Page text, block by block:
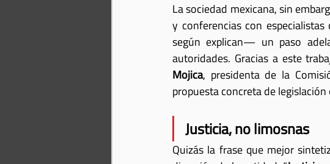
La sociedad mexicana, sin
y conferencias con especialistas
según explican— un paso
autoridades. Gracias a este
Mojica, presidenta de la
propuesta concreta de
Justicia, no limosnas
Quizás la frase que mejor